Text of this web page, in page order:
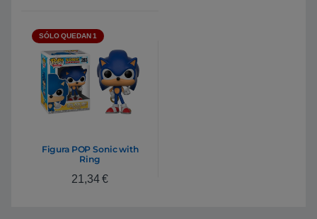
SÓLO QUEDAN 1
Figura POP Sonic with
Ring
21,34€